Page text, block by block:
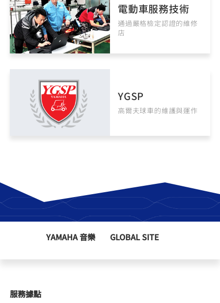
150
MT-
03
251~549
MT-
150
RS NEO
125
電動車服務技術
通過嚴格檢定認證的維修
店
YGSP
高爾夫球車的維護與運作
YAMAHA 音樂 GLOBAL SITE
服務據點